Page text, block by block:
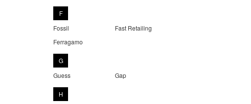
F
Fossil
Fast Retailing
Ferragamo
G
Guess
Gap
H